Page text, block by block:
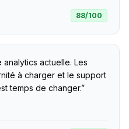
88/100
actuelle. Les
à charger et le support
temps de changer.”